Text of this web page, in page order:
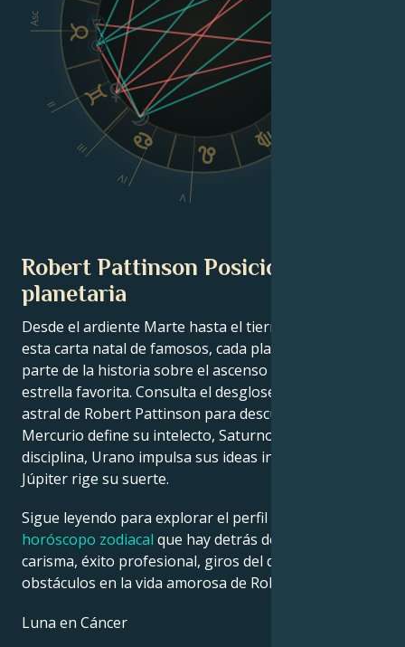
Asc
II
III
IV
V
Robert Pattinson Posición
planetaria
Desde el ardiente Marte hasta el tierno Venus, en
esta carta natal de famosos, cada planeta cuenta su
parte de la historia sobre el ascenso a la fama de tu
estrella favorita. Consulta el desglose de la carta
astral de Robert Pattinson para descubrir cómo
Mercurio define su intelecto, Saturno da forma a su
disciplina, Urano impulsa sus ideas innovadoras y
Júpiter rige su suerte.
Sigue leyendo para explorar el perfil detallado del
horóscopo zodiacal que hay detrás del talento,
carisma, éxito profesional, giros del destino y
obstáculos en la vida amorosa de Robert Pattinson.
Luna en Cáncer